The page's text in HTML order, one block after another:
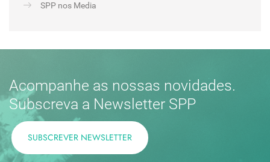
SPP nos Media
Acompanhe as nossas novidades.
Subscreva a Newsletter SPP
SUBSCREVER NEWSLETTER